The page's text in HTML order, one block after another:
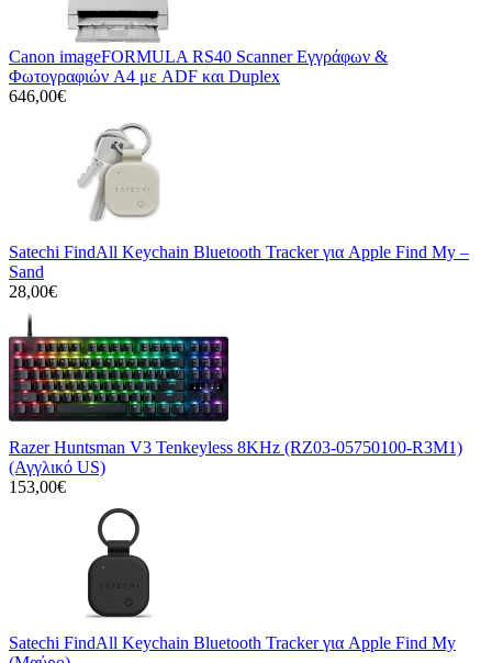
Canon imageFORMULA RS40 Scanner Εγγράφων &
Φωτογραφιών A4 με ADF και Duplex
646,00€
Satechi FindAll Keychain Bluetooth Tracker για Apple Find My –
Sand
28,00€
Razer Huntsman V3 Tenkeyless 8KHz (RZ03-05750100-R3M1)
(Αγγλικό US)
153,00€
Satechi FindAll Keychain Bluetooth Tracker για Apple Find My